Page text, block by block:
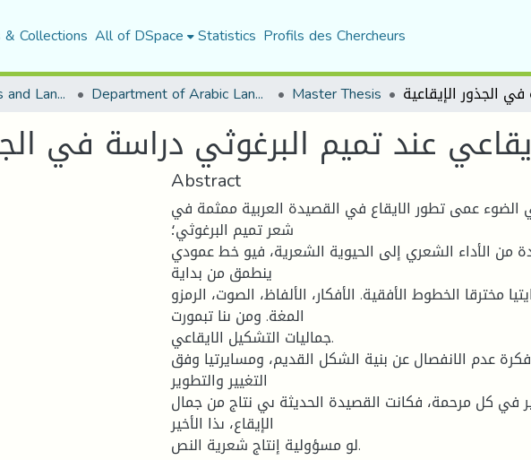
Collections All of DSpace Statistics Profils des Chercheurs
Faculty of Letters and Languages Department of Arabic Language and Literature Master Thesis
عند تميم البرغوثي دراسة في
Abstract
الضوء عمى تطور الايقاع في القصيدة العربية ممثمة في
شعر تميم البرغوثي؛
من الأداء الشعري إلى الحيوية الشعرية، فيو خط عمودي
ينطمق من بداية
مخترقا الخطوط الأفقية. الأفكار، الألفاظ، الصوت، الرمزو
المغة. ومن ىنا تبمورت
جماليات التشكيل الايقاعي.
عدم الانفصال عن بنية الشكل القديم، ومسايرتيا وفق
التغيير والتطوير
في كل مرحمة، فكانت القصيدة الحديثة ىي نتاج من جمال
الإيقاع، ىذا الأخير
لو مسؤولية إنتاج شعرية النص.